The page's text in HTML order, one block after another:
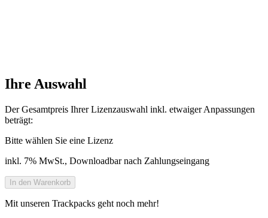
Ihre Auswahl
Der Gesamtpreis Ihrer Lizenzauswahl inkl. etwaiger Anpassungen
beträgt:
Bitte wählen Sie eine Lizenz
inkl. 7% MwSt., Downloadbar nach Zahlungseingang
Mit unseren Trackpacks geht noch mehr!